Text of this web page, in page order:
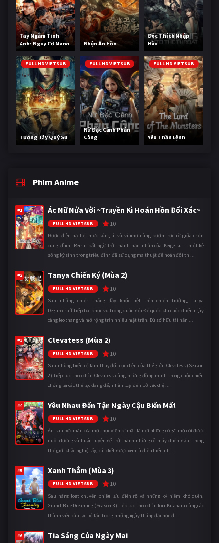
Tay Ngắm Tinh
Anh: Nguy Cơ Nano
Nhện Ăn Hồn
Độc Thích Nhập
Hầu
FULL HD VIETSUB
Tương Tây Quỷ Sự
FULL HD VIETSUB
Nữ Đặc Cảnh Phản
Công
FULL HD VIETSUB
Yêu Thần Lệnh
Phim Anime
#1 Ác Nữ Nửa Vời ~Truyền Kì Hoán Hồn Đổi Xác~
FULL HD VIETSUB 10
Được điện hạ hết mực sủng ái và ví như nàng bướm rực rỡ giữa chốn
cung đình, Reirin bất ngờ trở thành nạn nhân của Keigetsu – một kẻ
sống ký sinh trong triều đình đã sử dụng ma thuật để hoán đổi th ...
#2 Tanya Chiến Ký (Mùa 2)
FULL HD VIETSUB 10
Sau những chiến thắng đầy khốc liệt trên chiến trường, Tanya
Degurechaff tiếp tục phục vụ trong quân đội Đế quốc khi cuộc chiến ngày
càng leo thang và mở rộng trên nhiều mặt trận. Dù sở hữu tài năn ...
#3 Clevatess (Mùa 2)
FULL HD VIETSUB 10
Sau những biến cố làm thay đổi cục diện của thế giới, Clevatess (Season
2) tiếp tục theo chân Clevatess cùng những đồng minh trong cuộc chiến
chống lại các thế lực đang đẩy nhân loại đến bờ vực diệ ...
#4 Yêu Nhau Đến Tận Ngày Cậu Biến Mất
FULL HD VIETSUB 10
Ẩn sau bức màn của một học viện bí mật là nơi những cô gái mồ côi được
nuôi dưỡng và huấn luyện để trở thành những cỗ máy chiến đấu. Trong
thế giới khắc nghiệt ấy, cái chết được xem là điều hiển nh ...
#5 Xanh Thẳm (Mùa 3)
FULL HD VIETSUB 10
Sau hàng loạt chuyến phiêu lưu điên rồ và những kỷ niệm khó quên,
Grand Blue Dreaming (Season 3) tiếp tục theo chân Iori Kitahara cùng các
thành viên câu lạc bộ lặn trong những ngày tháng đại học đ ...
#6 Tia Sáng Của Ngày Mai